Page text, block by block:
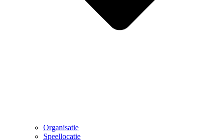
Organisatie
Speellocatie